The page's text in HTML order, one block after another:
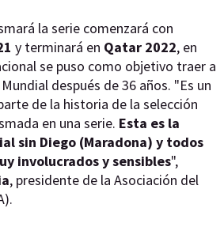
la serie comenzará con
y terminará en Qatar 2022, en
se puso como objetivo traer a
después de 36 años. "Es un
de la historia de la selección
en una serie. Esta es la
sin Diego (Maradona) y todos
involucrados y sensibles",
, presidente de la Asociación del